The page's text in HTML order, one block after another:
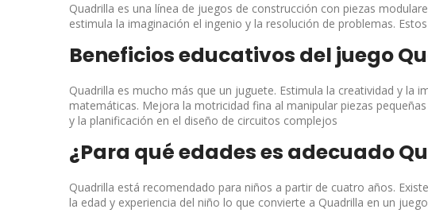
Quadrilla es una línea de juegos de construcción con piezas
estimula la imaginación el ingenio y la resolución de problemas.
Beneficios educativos del juego
Quadrilla es mucho más que un juguete. Estimula la creatividad y la
matemáticas. Mejora la motricidad fina al manipular piezas
y la planificación en el diseño de circuitos complejos
¿Para qué edades es adecuado
Quadrilla está recomendado para niños a partir de cuatro años.
la edad y experiencia del niño lo que convierte a Quadrilla en un